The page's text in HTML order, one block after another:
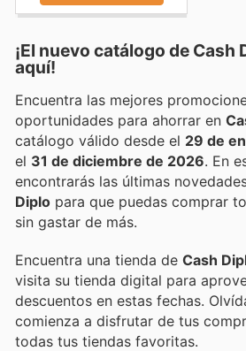
¡El nuevo catálogo de Cash
aquí!
Encuentra las mejores
oportunidades para ahorrar en
catálogo válido desde el 29 de
el 31 de diciembre de 2026 . En
encontrarás las últimas
Diplo para que puedas comprar
sin gastar de más.
Encuentra una tienda de Cash
visita su tienda digital para
descuentos en estas fechas.
comienza a disfrutar de tus
todas tus tiendas favoritas.